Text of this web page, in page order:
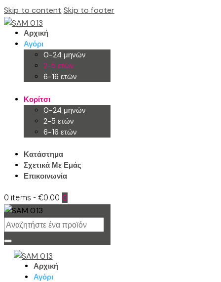
Skip to content Skip to footer
Αρχική
Αγόρι
0-24 μηνών
2-5 ετών
6-16 ετών
Κορίτσι
0-24 μηνών
2-5 ετών
6-16 ετών
Κατάστημα
Σχετικά Με Εμάς
Επικοινωνία
0 items -€0.00 0
Αρχική
Αγόρι